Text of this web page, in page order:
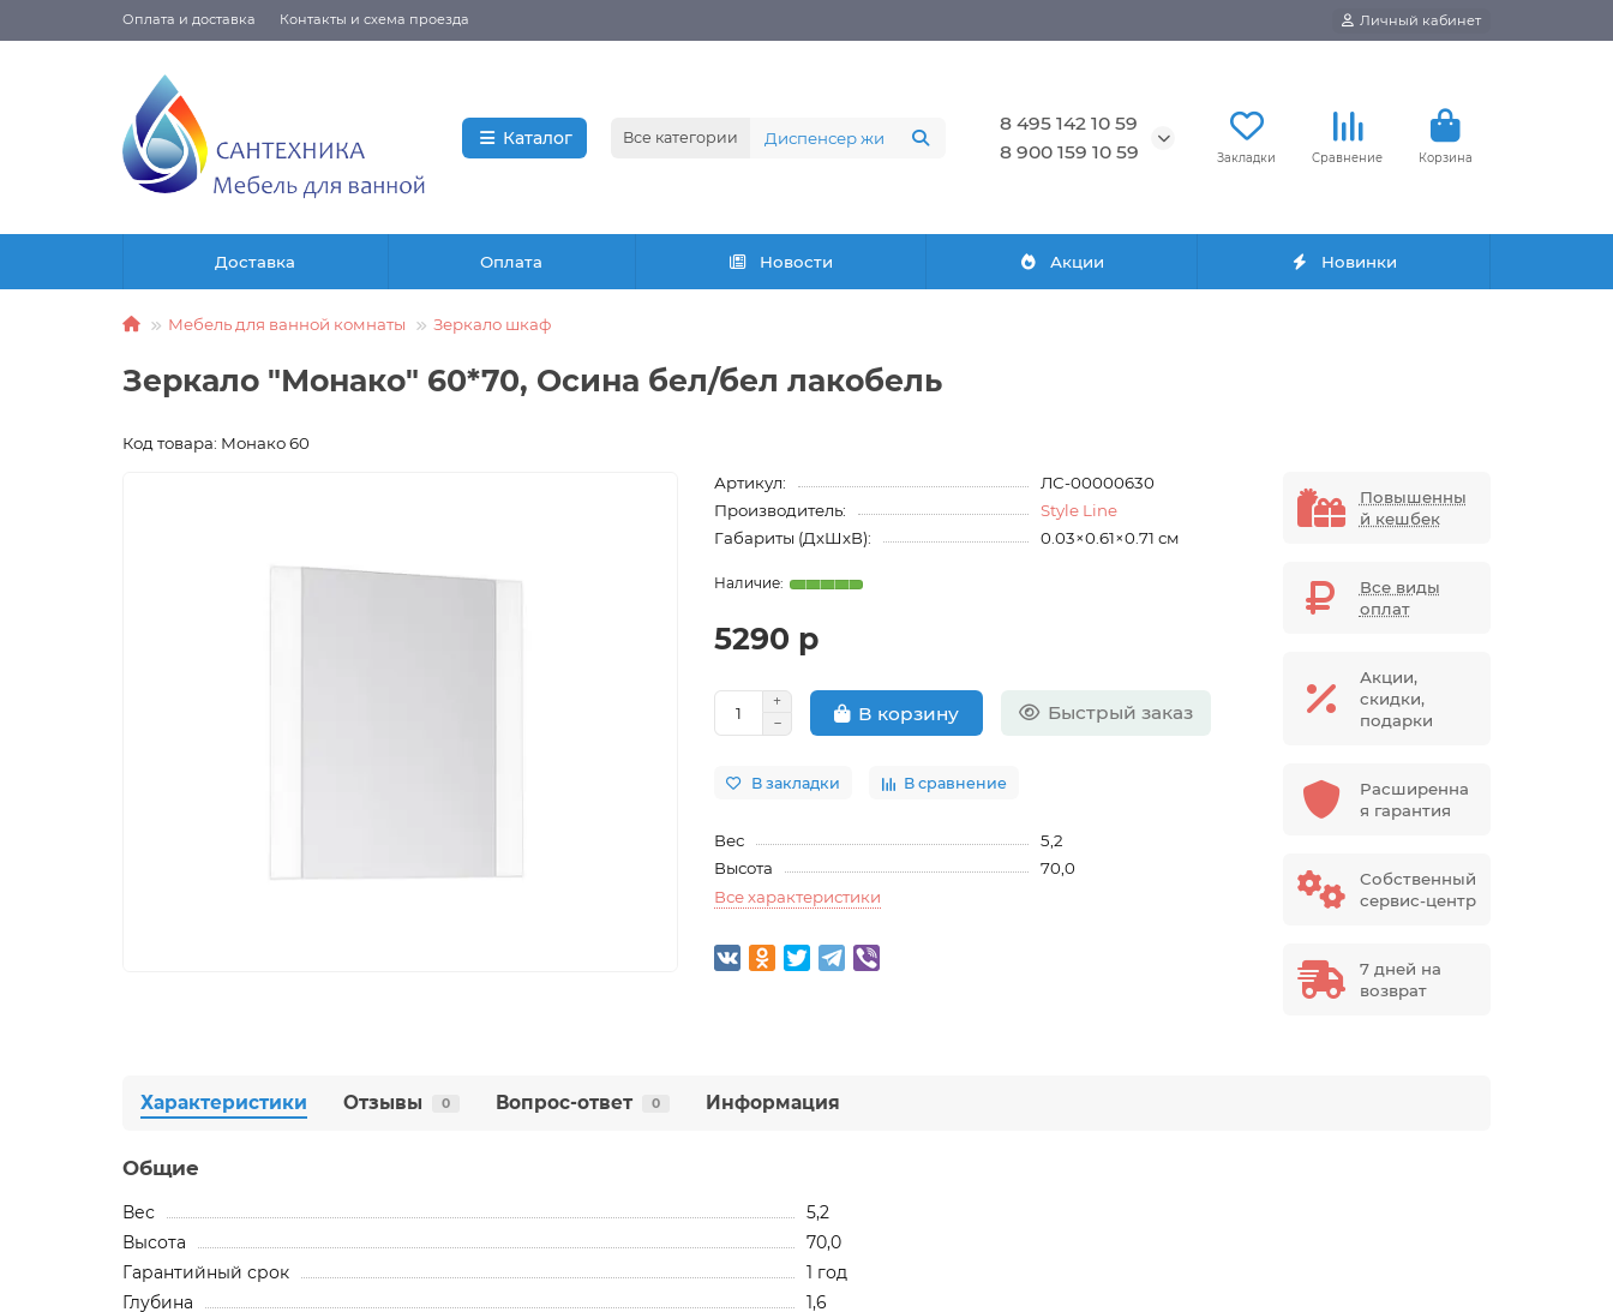
Оплата и доставка Контакты и схема проезда Личный кабинет
Каталог Все категории
8 495 142 10 59
8 900 159 10 59
Закладки Сравнение Корзина
Доставка Оплата Новости Акции Новинки
Мебель для ванной комнаты Зеркало шкаф
Зеркало "Монако" 60*70, Осина бел/бел лакобель
Код товара: Монако 60
Артикул:
ЛС-00000630
Производитель:
Style Line
Габариты (ДхШхВ):
0.03×0.61×0.71 см
5290 р
В корзину Быстрый заказ
В закладки В сравнение
Вес
5,2
Высота
70,0
Все характеристики
Повышенны
й кешбек
Все виды
оплат
Акции,
скидки,
подарки
Расширенна
я гарантия
Собственный
сервис-центр
7 дней на
возврат
Характеристики Отзывы 0 Вопрос-ответ 0 Информация
Общие
Вес
5,2
Высота
70,0
Гарантийный срок
1 год
Глубина
1,6